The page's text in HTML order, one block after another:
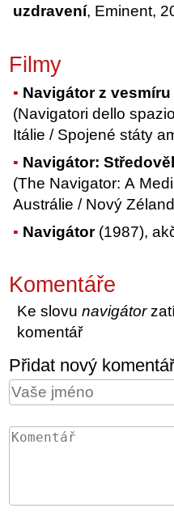
uzdravení, Eminent,
Filmy
Navigátor z vesmíru
(Navigatori dello
Itálie / Spojené státy
Navigátor:
(The Navigator: A
Austrálie / Nový
Navigátor(1987),
Komentáře
Ke slovunavigátor
komentář
Přidat nový